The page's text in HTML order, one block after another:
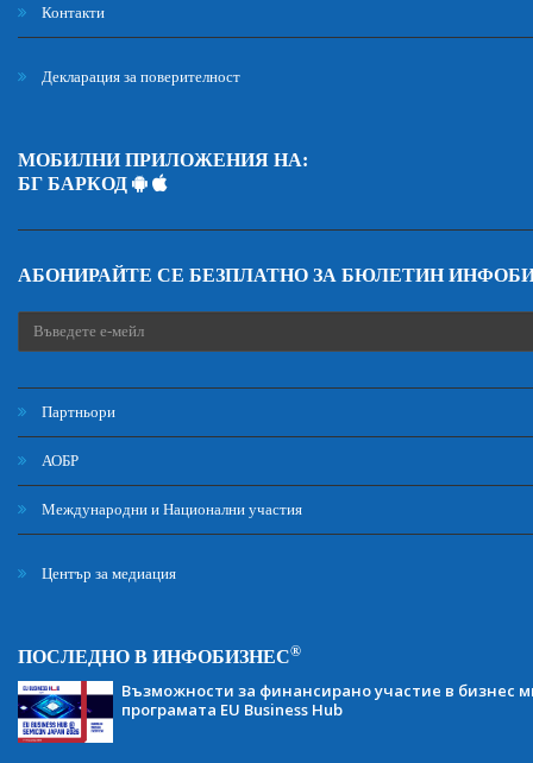
Контакти
Декларация за поверителност
МОБИЛНИ ПРИЛОЖЕНИЯ НА:
БГ БАРКОД
АБОНИРАЙТЕ СЕ БЕЗПЛАТНО ЗА БЮЛЕТИН
Партньори
АОБР
Международни и Национални участия
Център за медиация
ПОСЛЕДНО В ИНФОБИЗНЕС®
Възможности за финансирано участие в бизнес
програмата EU Business Hub